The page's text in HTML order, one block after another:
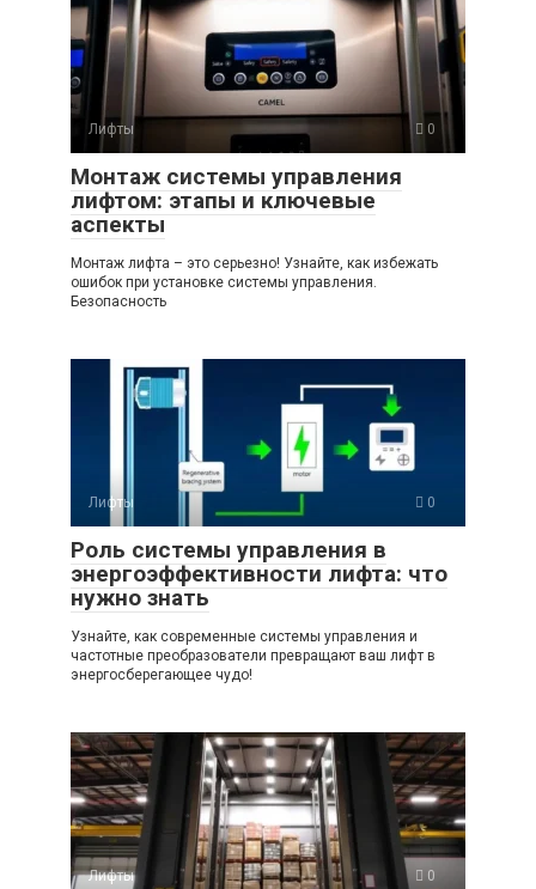
Лифты 0
Монтаж системы управления
лифтом: этапы и ключевые
аспекты
Монтаж лифта – это серьезно! Узнайте, как избежать
ошибок при установке системы управления.
Безопасность
Лифты 0
Роль системы управления в
энергоэффективности лифта: что
нужно знать
Узнайте, как современные системы управления и
частотные преобразователи превращают ваш лифт в
энергосберегающее чудо!
Лифты 0